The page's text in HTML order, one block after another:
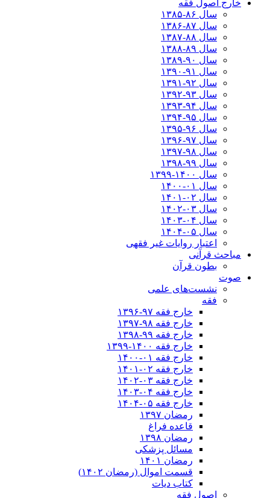
خارج اصول فقه
سال ۸۶-۱۳۸۵
سال ۸۷-۱۳۸۶
سال ۸۸-۱۳۸۷
سال ۸۹-۱۳۸۸
سال ۹۰-۱۳۸۹
سال ۹۱-۱۳۹۰
سال ۹۲-۱۳۹۱
سال ۹۳-۱۳۹۲
سال ۹۴-۱۳۹۳
سال ۹۵-۱۳۹۴
سال ۹۶-۱۳۹۵
سال ۹۷-۱۳۹۶
سال ۹۸-۱۳۹۷
سال ۹۹-۱۳۹۸‍
سال ۱۴۰۰-۱۳۹۹
سال ۰۱-۱۴۰۰
سال ۰۲-۱۴۰۱
سال ۰۳-۱۴۰۲
سال ۰۴-۱۴۰۳
سال ۰۵-۱۴۰۴
اعتبار روایات غیر فقهی
مباحث قرآنی
بطون قرآن
صوت
نشست‌های علمی
فقه
خارج فقه ۹۷-۱۳۹۶
خارج فقه ۹۸-۱۳۹۷
خارج فقه ۹۹-۱۳۹۸
خارج فقه ۱۴۰۰-۱۳۹۹
خارج فقه ۰۱-۱۴۰۰
خارج فقه ۰۲-۱۴۰۱
خارج فقه ۰۳-۱۴۰۲
خارج فقه ۰۴-۱۴۰۳
خارج فقه ۰۵-۱۴۰۴
رمضان ۱۳۹۷
قاعده فراغ
رمضان ۱۳۹۸
مسائل پزشکی
رمضان ۱۴۰۱
قسمت اموال (رمضان ۱۴۰۲)
کتاب دیات
اصول فقه